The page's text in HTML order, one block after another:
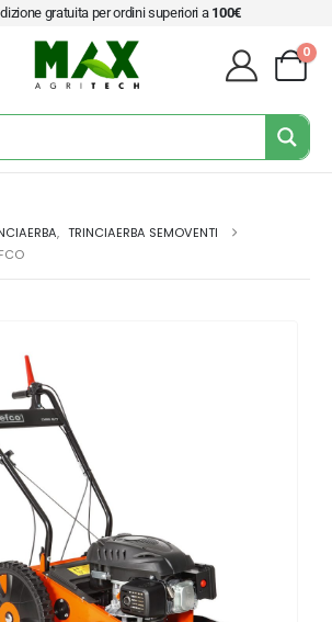
gratuita per ordini superiori a 100€
0
, TRINCIAERBA SEMOVENTI